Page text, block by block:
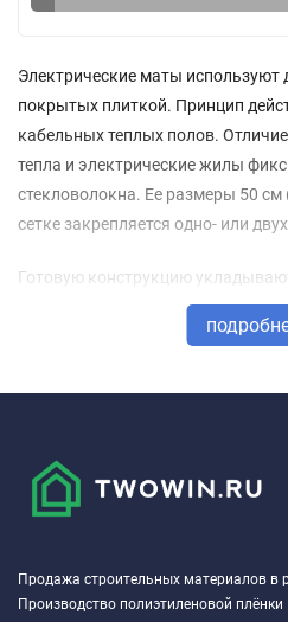
Электрические маты используют
покрытых плиткой. Принцип
кабельных теплых полов.
тепла и электрические жилы
стекловолокна. Ее размеры 50
сетке закрепляется одно- или
Готовую конструкцию
Процесс монтажа такого пола
возникнуть только в том случае,
повышения экономичности
Как и в кабельных полах, здесь
преобразуется в тепловую.
в помещении.
Продажа строительных материалов в
Производство полиэтиленовой